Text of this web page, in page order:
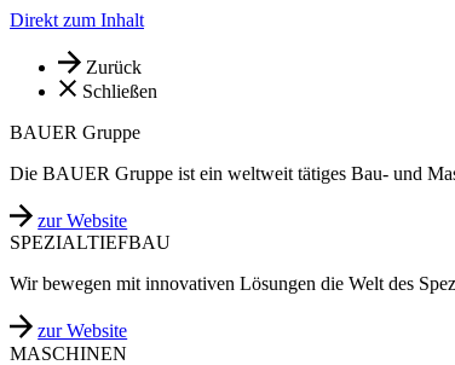
Direkt zum Inhalt
Zurück
Schließen
BAUER Gruppe
Die BAUER Gruppe ist ein weltweit tätiges Bau- und
zur Website
SPEZIALTIEFBAU
Wir bewegen mit innovativen Lösungen die Welt des
zur Website
MASCHINEN